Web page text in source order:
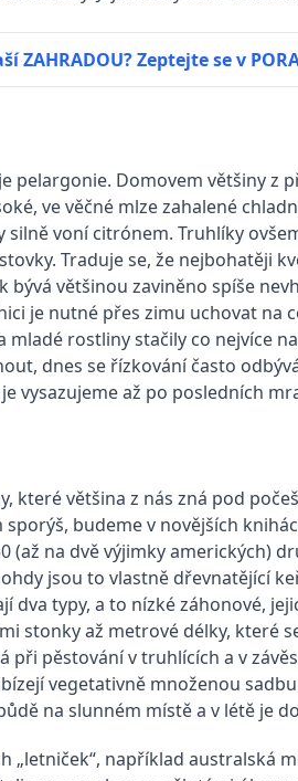
ZAHRADOU? Zeptejte se v
Domovem většiny z
ve věčné mlze zahalené
voní citrónem. Truhlíky
Traduje se, že nejbohatěji
většinou zaviněno spíše
je nutné přes zimu uchovat na
mladé rostliny stačily co nejvíce
dnes se řízkování často
vysazujeme až po posledních
které většina z nás zná pod
sporýš, budeme v novějších
(až na dvě výjimky amerických)
jsou to vlastně dřevnatějící
dva typy, a to nízké záhonové,
stonky až metrové délky, které
při pěstování v truhlících a v
vegetativně množenou
na slunném místě a v létě je
například australská